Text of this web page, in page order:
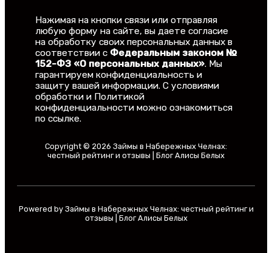
Нажимая на кнопки связи или отправляя
любую форму на сайте, вы даете согласие
на обработку своих персональных данных в
соответствии с Федеральным законом №
152-ФЗ «О персональных данных». Мы
гарантируем конфиденциальность и
защиту вашей информации. С условиями
обработки и Политикой
конфиденциальности можно ознакомиться
по ссылке.
Copyright © 2026 Займы в Набережных Челнах:
честный рейтинг и отзывы | Блог Алисы Белых
Powered by Займы в Набережных Челнах: честный рейтинг и
отзывы | Блог Алисы Белых